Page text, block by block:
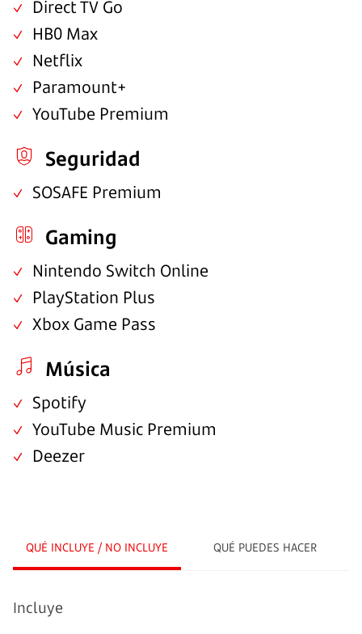
Direct TV Go
HB0 Max
Netflix
Paramount+
YouTube Premium
Seguridad
SOSAFE Premium
Gaming
Nintendo Switch Online
PlayStation Plus
Xbox Game Pass
Música
Spotify
YouTube Music Premium
Deezer
QUÉ INCLUYE / NO INCLUYE QUÉ PUEDES HACER
Incluye